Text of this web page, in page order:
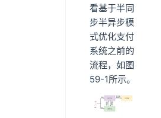
看基于半同
步半异步模
式优化支付
系统之前的
流程，如图
59-1所示。